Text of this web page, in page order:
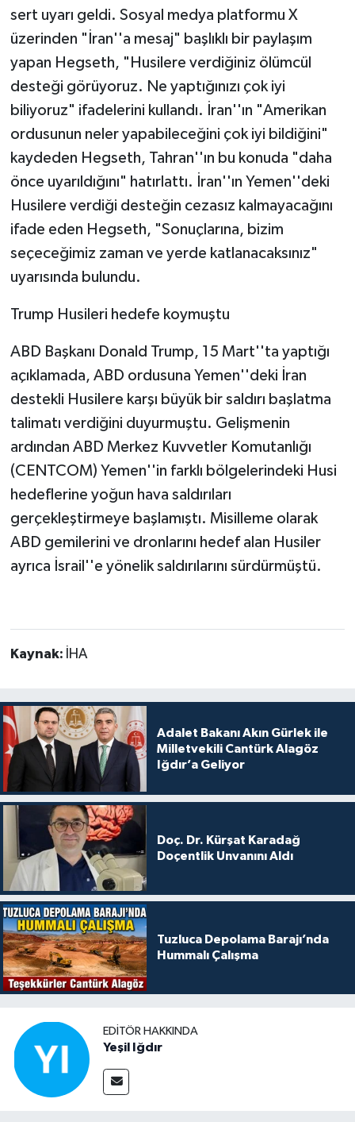
sert uyarı geldi. Sosyal medya platformu X
üzerinden "İran''a mesaj" başlıklı bir paylaşım
yapan Hegseth, "Husilere verdiğiniz ölümcül
desteği görüyoruz. Ne yaptığınızı çok iyi
biliyoruz" ifadelerini kullandı. İran''ın "Amerikan
ordusunun neler yapabileceğini çok iyi bildiğini"
kaydeden Hegseth, Tahran''ın bu konuda "daha
önce uyarıldığını" hatırlattı. İran''ın Yemen''deki
Husilere verdiği desteğin cezasız kalmayacağını
ifade eden Hegseth, "Sonuçlarına, bizim
seçeceğimiz zaman ve yerde katlanacaksınız"
uyarısında bulundu.
Trump Husileri hedefe koymuştu
ABD Başkanı Donald Trump, 15 Mart''ta yaptığı
açıklamada, ABD ordusuna Yemen''deki İran
destekli Husilere karşı büyük bir saldırı başlatma
talimatı verdiğini duyurmuştu. Gelişmenin
ardından ABD Merkez Kuvvetler Komutanlığı
(CENTCOM) Yemen''in farklı bölgelerindeki Husi
hedeflerine yoğun hava saldırıları
gerçekleştirmeye başlamıştı. Misilleme olarak
ABD gemilerini ve dronlarını hedef alan Husiler
ayrıca İsrail''e yönelik saldırılarını sürdürmüştü.
Kaynak: İHA
Adalet Bakanı Akın Gürlek ile
Milletvekili Cantürk Alagöz
Iğdır’a Geliyor
Doç. Dr. Kürşat Karadağ
Doçentlik Unvanını Aldı
Tuzluca Depolama Barajı’nda
Hummalı Çalışma
EDITÖR HAKKINDA
Yeşil Iğdır